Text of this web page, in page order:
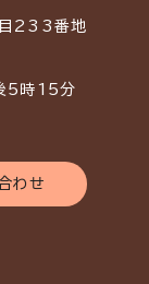
目233番地
5時15分
わせ